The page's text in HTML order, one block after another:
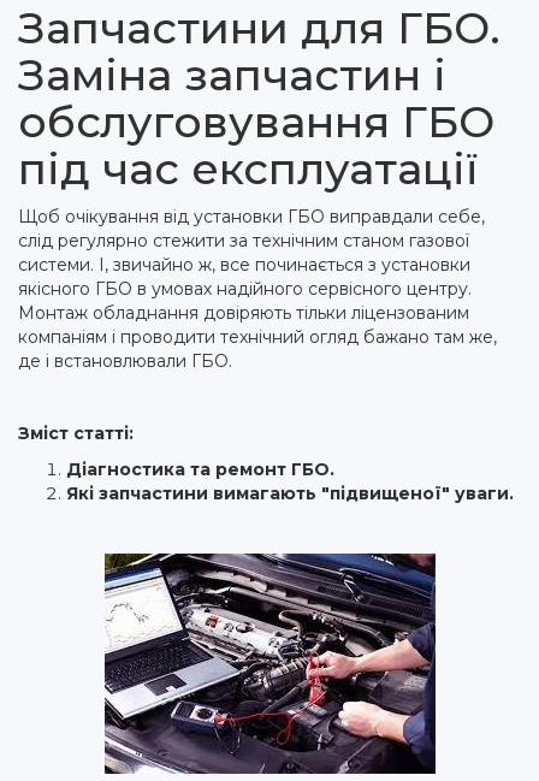
Запчастини для ГБО.
Заміна запчастин і
обслуговування ГБО
під час експлуатації
Щоб очікування від установки ГБО виправдали себе,
слід регулярно стежити за технічним станом газової
системи. І, звичайно ж, все починається з установки
якісного ГБО в умовах надійного сервісного центру.
Монтаж обладнання довіряють тільки ліцензованим
компаніям і проводити технічний огляд бажано там же,
де і встановлювали ГБО.
Зміст статті:
Діагностика та ремонт ГБО.
Які запчастини вимагають "підвищеної" уваги.